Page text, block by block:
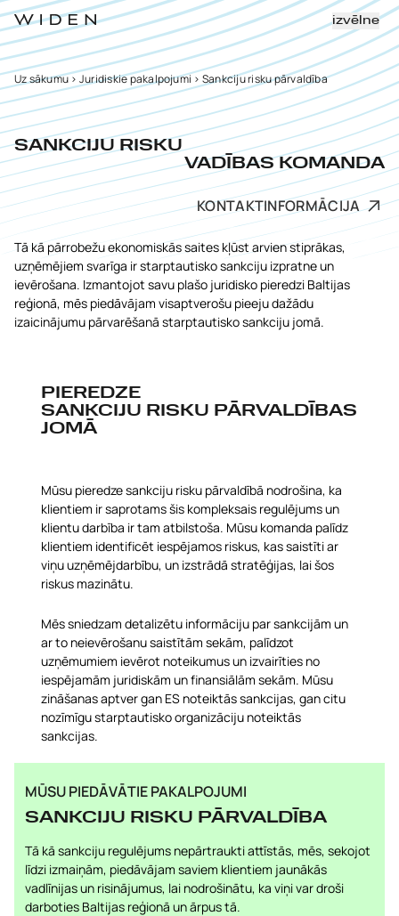
izvēlne
Uz sākumu> Juridiskie pakalpojumi > Sankciju risku pārvaldība
SANKCIJU RISKU
VADĪBAS KOMANDA
KONTAKTINFORMĀCIJA
Tā kā pārrobežu ekonomiskās saites kļūst arvien stiprākas,
uzņēmējiem svarīga ir starptautisko sankciju izpratne un
ievērošana. Izmantojot savu plašo juridisko pieredzi Baltijas
reģionā, mēs piedāvājam visaptverošu pieeju dažādu
izaicinājumu pārvarēšanā starptautisko sankciju jomā.
PIEREDZE
SANKCIJU RISKU PĀRVALDĪBAS
JOMĀ
Mūsu pieredze sankciju risku pārvaldībā nodrošina, ka
klientiem ir saprotams šis kompleksais regulējums un
klientu darbība ir tam atbilstoša. Mūsu komanda palīdz
klientiem identificēt iespējamos riskus, kas saistīti ar
viņu uzņēmējdarbību, un izstrādā stratēģijas, lai šos
riskus mazinātu.
Mēs sniedzam detalizētu informāciju par sankcijām un
ar to neievērošanu saistītām sekām, palīdzot
uzņēmumiem ievērot noteikumus un izvairīties no
iespējamām juridiskām un finansiālām sekām. Mūsu
zināšanas aptver gan ES noteiktās sankcijas, gan citu
nozīmīgu starptautisko organizāciju noteiktās
sankcijas.
MŪSU PIEDĀVĀTIE PAKALPOJUMI
SANKCIJU RISKU PĀRVALDĪBA
Tā kā sankciju regulējums nepārtraukti attīstās, mēs, sekojot
līdzi izmaiņām, piedāvājam saviem klientiem jaunākās
vadlīnijas un risinājumus, lai nodrošinātu, ka viņi var droši
darboties Baltijas reģionā un ārpus tā.